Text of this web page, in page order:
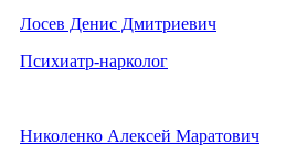
Лосев Денис Дмитриевич
Психиатр-нарколог
Николенко Алексей Маратович